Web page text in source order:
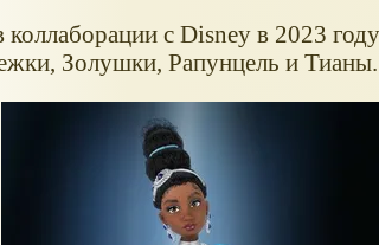
с Disney в 2023
Золушки, Рапунцель и Тианы.